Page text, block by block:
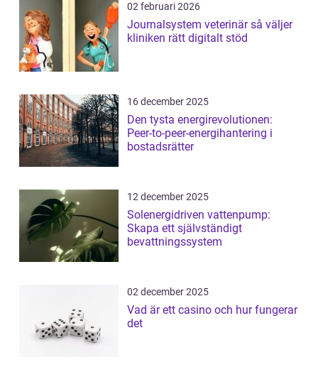
02 februari 2026
Journalsystem veterinär så väljer
kliniken rätt digitalt stöd
16 december 2025
Den tysta energirevolutionen:
Peer-to-peer-energihantering i
bostadsrätter
12 december 2025
Solenergidriven vattenpump:
Skapa ett självständigt
bevattningssystem
02 december 2025
Vad är ett casino och hur fungerar
det